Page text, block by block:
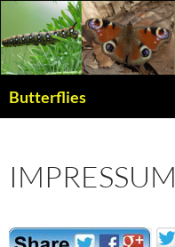
Butterflies
IMPRESSUM